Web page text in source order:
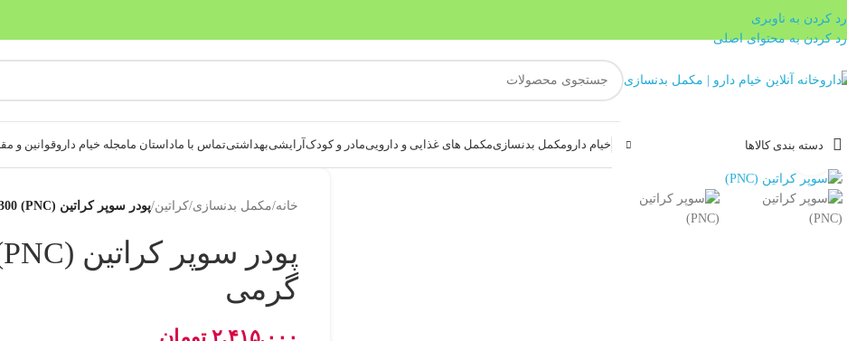
رد کردن به ناوبری
رد کردن به محتوای اصلی
دسته بندی کالاها خیام دارومکمل بدنسازیمکمل های غذایی و داروییمادر و کودک آرایشیبهداشتیتماس با ماداستان مامجله خیام داروقوانین و
بزرگنمایی تصویر
خانه/مکمل بدنسازی/کراتین/پودر سوپر کراتین (PNC) 300 گرمی
گرمی